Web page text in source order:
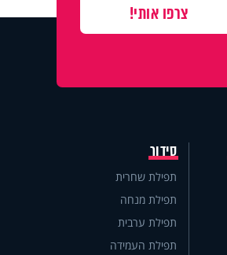
סידור
תפילת שחרית
תפילת מנחה
תפילת ערבית
תפילת העמידה